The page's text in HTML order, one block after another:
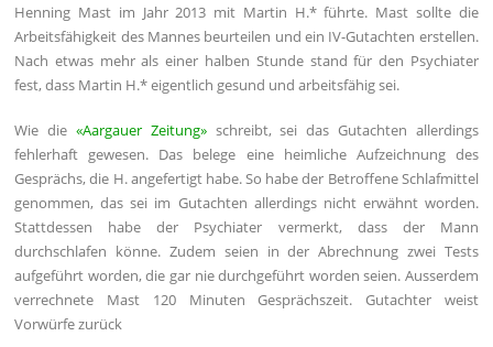
Henning Mast im Jahr 2013 mit Martin H.* führte. Mast sollte die
Arbeitsfähigkeit des Mannes beurteilen und ein IV-Gutachten erstellen.
Nach etwas mehr als einer halben Stunde stand für den Psychiater
fest, dass Martin H.* eigentlich gesund und arbeitsfähig sei.
Wie die «Aargauer Zeitung»schreibt, sei das Gutachten allerdings
fehlerhaft gewesen. Das belege eine heimliche Aufzeichnung des
Gesprächs, die H. angefertigt habe. So habe der Betroffene Schlafmittel
genommen, das sei im Gutachten allerdings nicht erwähnt worden.
Stattdessen habe der Psychiater vermerkt, dass der Mann
durchschlafen könne. Zudem seien in der Abrechnung zwei Tests
aufgeführt worden, die gar nie durchgeführt worden seien. Ausserdem
verrechnete Mast 120 Minuten Gesprächszeit. Gutachter weist
Vorwürfe zurück